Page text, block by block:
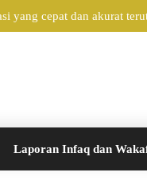
cepat dan akurat
Laporan Infaq dan